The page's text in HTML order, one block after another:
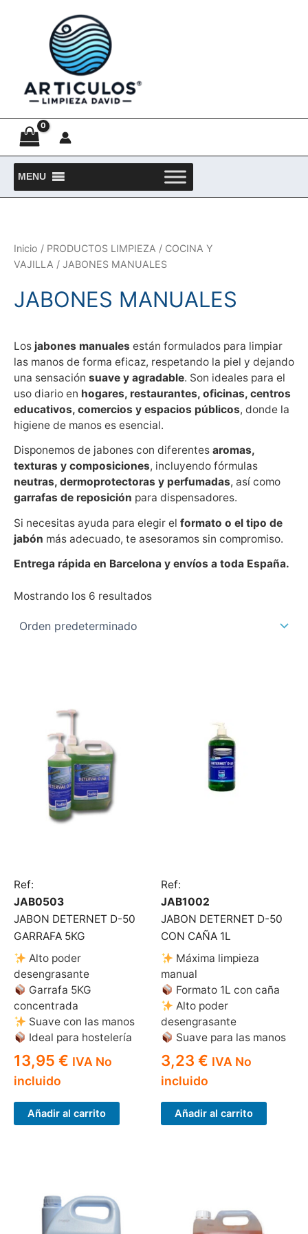
contenido
MENU
Inicio / PRODUCTOS LIMPIEZA / COCINA Y
VAJILLA / JABONES MANUALES
JABONES MANUALES
Los jabones manuales están formulados para limpiar
las manos de forma eficaz, respetando la piel y dejando
una sensación suave y agradable. Son ideales para el
uso diario en hogares, restaurantes, oficinas, centros
educativos, comercios y espacios públicos, donde la
higiene de manos es esencial.
Disponemos de jabones con diferentes aromas,
texturas y composiciones, incluyendo fórmulas
neutras, dermoprotectoras y perfumadas, así como
garrafas de reposición para dispensadores.
Si necesitas ayuda para elegir el formato o el tipo de
jabón más adecuado, te asesoramos sin compromiso.
Entrega rápida en Barcelona y envíos a toda España.
Mostrando los 6 resultados
Ref:
JAB0503
JABON DETERNET D-50
GARRAFA 5KG
Alto poder
desengrasante
Garrafa 5KG
concentrada
Suave con las manos
Ideal para hostelería
13,95 € IVA No
incluido
Añadir al carrito
Ref:
JAB1002
JABON DETERNET D-50
CON CAÑA 1L
Máxima limpieza
manual
Formato 1L con caña
Alto poder
desengrasante
Suave para las manos
3,23 € IVA No
incluido
Añadir al carrito